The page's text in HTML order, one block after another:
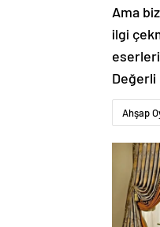
Ama
ilgi
Değerli
Ahşap